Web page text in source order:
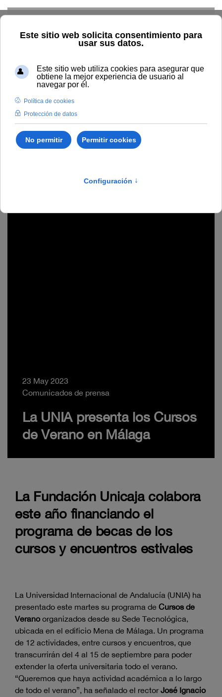
23 May 2023
Comunicados de prensa
La UNIA presenta los Cursos
de Verano en Málaga
La Fundación Unicaja colabora
este año financiando el
programa de becas de los
cursos y encuentros estivales
La Universidad Internacional de Andalucía (UNIA) ha
presentado este martes su programa de Cursos de
Veranoorganizados desde su Sede Tecnológica,
ubicada en el edificio Mena de Málaga. Un programa
de 12 actividades, entre cursos y encuentros, que
transcurrirán del 4 al 15 de septiembre para poder
extender la oferta universitaria todo el verano.
“Queremos que haya actividad académica a lo largo
de todo el verano”, ha señalado el rectorJosé Ignacio